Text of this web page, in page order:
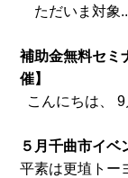
ただいま対象
補助金無料セミ
催】
こんにちは、
５月千曲市イ
平素は更埴トー